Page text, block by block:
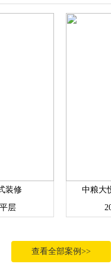
装修
平层
中粮大
查看全部案例>>